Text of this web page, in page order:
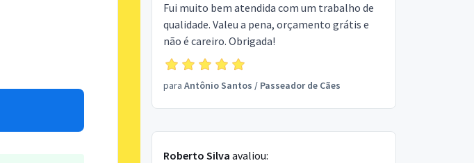
Fui muito bem atendida com um trabalho de
qualidade. Valeu a pena, orçamento grátis e
não é careiro. Obrigada!
para Antônio Santos / Passeador de Cães
Roberto Silva avaliou: